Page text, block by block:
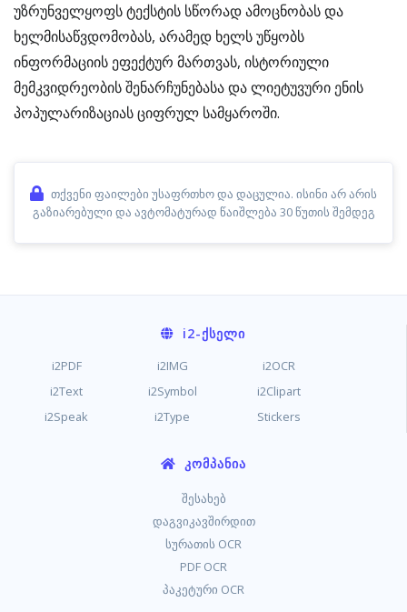
უზრუნველყოფს ტექსტის სწორად ამოცნობას და
ხელმისაწვდომობას, არამედ ხელს უწყობს
ინფორმაციის ეფექტურ მართვას, ისტორიული
მემკვიდრეობის შენარჩუნებასა და ლიეტუვური ენის
პოპულარიზაციას ციფრულ სამყაროში.
თქვენი ფაილები უსაფრთხო და დაცულია. ისინი არ არის
გაზიარებული და ავტომატურად წაიშლება 30 წუთის შემდეგ
i2-ᲥᲡᲔᲚᲘ
i2PDF i2IMG
i2OCR
i2Text
i2Symbol
i2Clipart
i2Speak
i2Type Stickers
ᲙᲝᲛᲞᲐᲜᲘᲐ
შესახებ
დაგვიკავშირდით
სურათის OCR
PDF OCR
პაკეტური OCR